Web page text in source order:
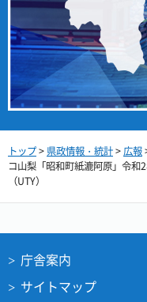
トップ> 県政情報・統計> 広報
コ山梨「昭和町紙漉阿原」令
（UTY）
庁舎案内
サイトマップ